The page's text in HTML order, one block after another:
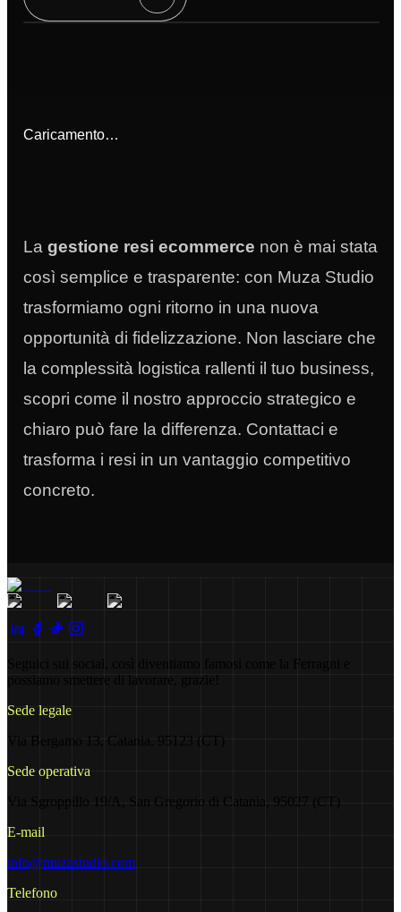
Caricamento…
La gestione resi ecommerce non è mai stata
così semplice e trasparente: con Muza Studio
trasformiamo ogni ritorno in una nuova
opportunità di fidelizzazione. Non lasciare che
la complessità logistica rallenti il tuo business,
scopri come il nostro approccio strategico e
chiaro può fare la differenza. Contattaci e
trasforma i resi in un vantaggio competitivo
concreto.
possiamo smettere di lavorare, grazie!
Sede legale
Via Bergamo 13, Catania, 95123 (CT)
Sede operativa
Via Sgroppillo 19/A, San Gregorio di Catania, 95027 (CT)
E-mail
info@muzastudio.com
Telefono